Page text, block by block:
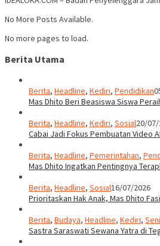
No More Posts Available.
No more pages to load.
Berita Utama
Berita, Headline, Kediri, Pendidikan
Mas Dhito Beri Beasiswa Siswa
Berita, Headline, Kediri, Sosial20/
Cabai Jadi Fokus Pembuatan Video
Berita, Headline, Pemerintahan,
Mas Dhito Ingatkan Pentingnya
Berita, Headline, Sosial16/07/2026
Prioritaskan Hak Anak, Mas Dhito
Berita, Budaya, Headline, Kediri, Seni
Sastra Saraswati Sewana Yatra di